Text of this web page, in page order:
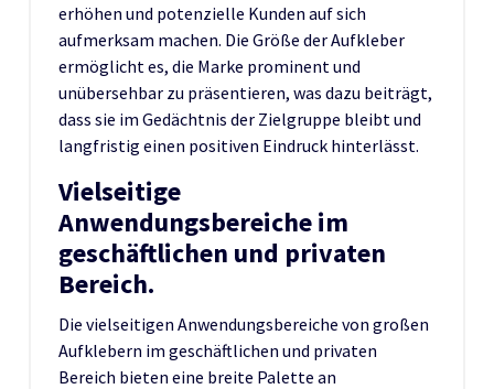
erhöhen und potenzielle Kunden auf sich
aufmerksam machen. Die Größe der Aufkleber
ermöglicht es, die Marke prominent und
unübersehbar zu präsentieren, was dazu beiträgt,
dass sie im Gedächtnis der Zielgruppe bleibt und
langfristig einen positiven Eindruck hinterlässt.
Vielseitige
Anwendungsbereiche im
geschäftlichen und privaten
Bereich.
Die vielseitigen Anwendungsbereiche von großen
Aufklebern im geschäftlichen und privaten
Bereich bieten eine breite Palette an